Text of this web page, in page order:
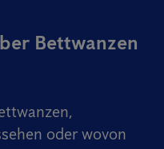
Bettwanzen
oder wovon